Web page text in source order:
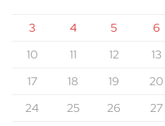
3
4 5 6
10
11 12 13
17
18 19 20
24
25 26 27